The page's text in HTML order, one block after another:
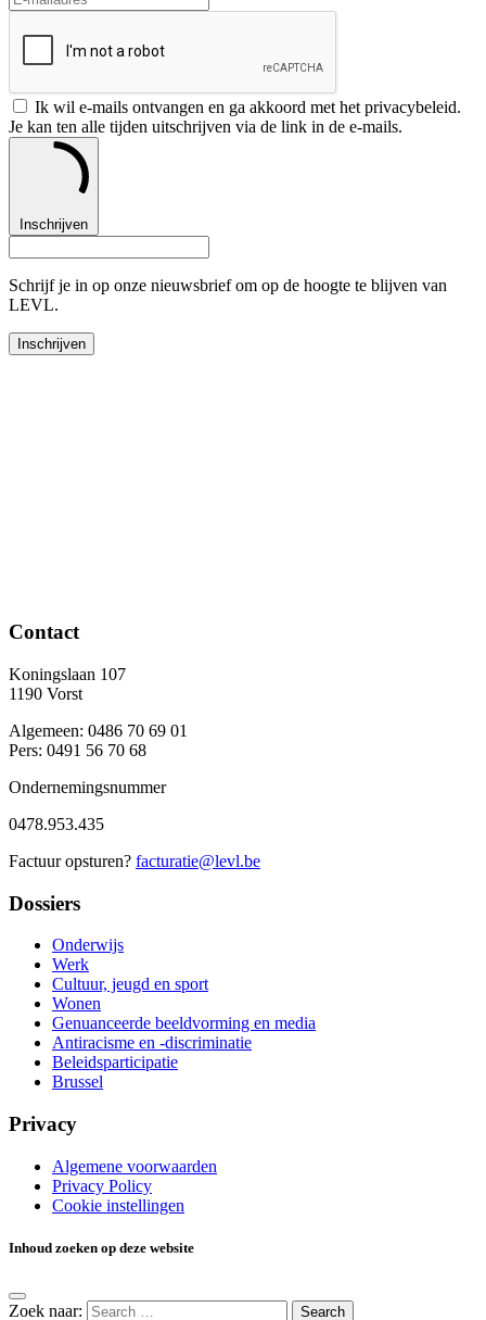
Ik wil e-mails ontvangen en ga akkoord met het privacybeleid.
Je kan ten alle tijden uitschrijven via de link in de e-mails.
Inschrijven
Schrijf je in op onze nieuwsbrief om op de hoogte te blijven van
LEVL.
Inschrijven
Contact
Koningslaan 107
1190 Vorst
Algemeen: 0486 70 69 01
Pers: 0491 56 70 68
Ondernemingsnummer
0478.953.435
Factuur opsturen? facturatie@levl.be
Dossiers
Onderwijs
Werk
Cultuur, jeugd en sport
Wonen
Genuanceerde beeldvorming en media
Antiracisme en -discriminatie
Beleids­participatie
Brussel
Privacy
Algemene voorwaarden
Privacy Policy
Cookie instellingen
Inhoud zoeken op deze website
Zoek naar: